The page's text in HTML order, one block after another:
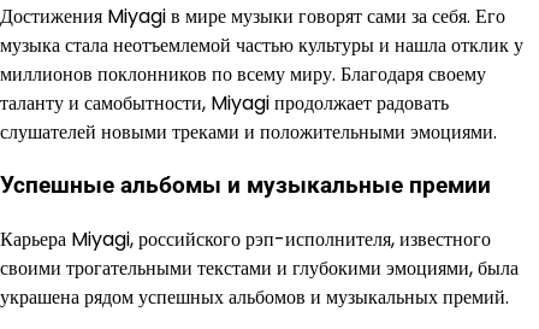
Достижения Miyagi в мире музыки говорят сами за себя. Его
музыка стала неотъемлемой частью культуры и нашла отклик у
миллионов поклонников по всему миру. Благодаря своему
таланту и самобытности, Miyagi продолжает радовать
слушателей новыми треками и положительными эмоциями.
Успешные альбомы и музыкальные премии
Карьера Miyagi, российского рэп-исполнителя, известного
своими трогательными текстами и глубокими эмоциями, была
украшена рядом успешных альбомов и музыкальных премий.